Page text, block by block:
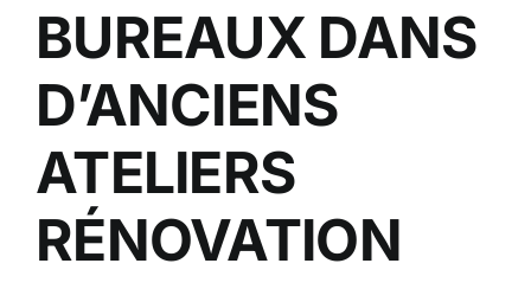
BUREAUX DANS
D’ANCIENS
ATELIERS
RÉNOVATION